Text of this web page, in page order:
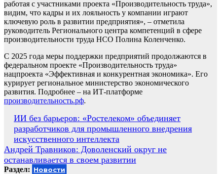
работая с участниками проекта «Производительность труда»,
видим, что кадры и их лояльность у компании играют
ключевую роль в развитии предприятия», – отметила
руководитель Регионального центра компетенций в сфере
производительности труда НСО Полина Коленченко.
С 2025 года меры поддержки предприятий продолжаются в
федеральном проекте «Производительность труда»
нацпроекта «Эффективная и конкурентная экономика». Его
курирует региональное министерство экономического
развития. Подробнее – на ИТ-платформе
производительность.рф.
Навигация
по
записям
ИИ без барьеров: «Ростелеком» объединяет
разработчиков для промышленного внедрения
искусственного интеллекта
Андрей Травников: Доволенский округ не
останавливается в своем развитии
Раздел: Новости